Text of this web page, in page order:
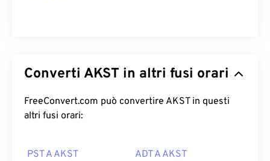
Converti AKST in altri fusi orari
FreeConvert.com può convertire AKST in questi
altri fusi orari:
PST A AKST ADT A AKST